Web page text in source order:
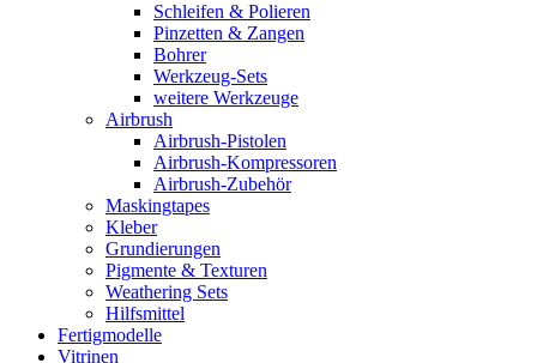
Schleifen & Polieren
Pinzetten & Zangen
Bohrer
Werkzeug-Sets
weitere Werkzeuge
Airbrush
Airbrush-Pistolen
Airbrush-Kompressoren
Airbrush-Zubehör
Maskingtapes
Kleber
Grundierungen
Pigmente & Texturen
Weathering Sets
Hilfsmittel
Fertigmodelle
Vitrinen